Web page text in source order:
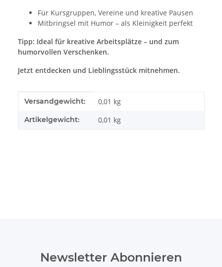
Für Kursgruppen, Vereine und kreative Pausen
Mitbringsel mit Humor – als Kleinigkeit perfekt
Tipp: Ideal für kreative Arbeitsplätze – und zum
humorvollen Verschenken.
Jetzt entdecken und Lieblingsstück mitnehmen.
Produkteigenschaft
Wert
Versandgewicht: 0,01 kg
Artikelgewicht: 0,01 kg
Newsletter Abonnieren